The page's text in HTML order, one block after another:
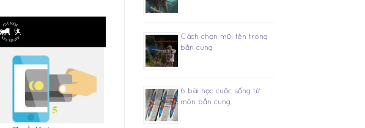
Cách chọn mũi tên trong
bắn cung
6 bài học cuộc sống từ
môn bắn cung